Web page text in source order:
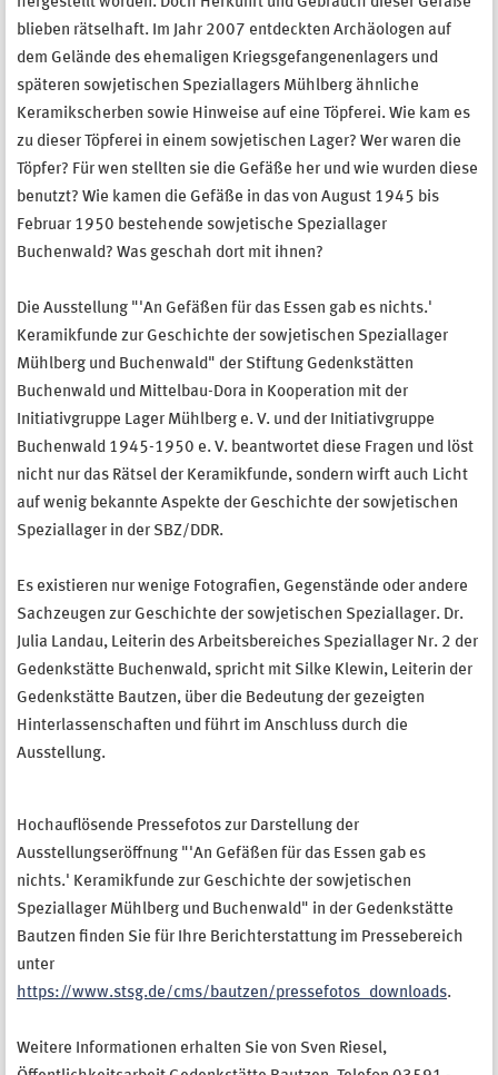
blieben rätselhaft. Im Jahr 2007 entdeckten Archäologen auf
dem Gelände des ehemaligen Kriegsgefangenenlagers und
späteren sowjetischen Speziallagers Mühlberg ähnliche
Keramikscherben sowie Hinweise auf eine Töpferei. Wie kam es
zu dieser Töpferei in einem sowjetischen Lager? Wer waren die
Töpfer? Für wen stellten sie die Gefäße her und wie wurden diese
benutzt? Wie kamen die Gefäße in das von August 1945 bis
Februar 1950 bestehende sowjetische Speziallager
Buchenwald? Was geschah dort mit ihnen?
Die Ausstellung "'An Gefäßen für das Essen gab es nichts.'
Keramikfunde zur Geschichte der sowjetischen Speziallager
Mühlberg und Buchenwald" der Stiftung Gedenkstätten
Buchenwald und Mittelbau-Dora in Kooperation mit der
Initiativgruppe Lager Mühlberg e. V. und der Initiativgruppe
Buchenwald 1945-1950 e. V. beantwortet diese Fragen und löst
nicht nur das Rätsel der Keramikfunde, sondern wirft auch Licht
auf wenig bekannte Aspekte der Geschichte der sowjetischen
Speziallager in der SBZ/DDR.
Es existieren nur wenige Fotografien, Gegenstände oder andere
Sachzeugen zur Geschichte der sowjetischen Speziallager. Dr.
Julia Landau, Leiterin des Arbeitsbereiches Speziallager Nr. 2 der
Gedenkstätte Buchenwald, spricht mit Silke Klewin, Leiterin der
Gedenkstätte Bautzen, über die Bedeutung der gezeigten
Hinterlassenschaften und führt im Anschluss durch die
Ausstellung.
Hochauflösende Pressefotos zur Darstellung der
Ausstellungseröffnung "'An Gefäßen für das Essen gab es
nichts.' Keramikfunde zur Geschichte der sowjetischen
Speziallager Mühlberg und Buchenwald" in der Gedenkstätte
Bautzen finden Sie für Ihre Berichterstattung im Pressebereich
unter
https://www.stsg.de/cms/bautzen/pressefotos_downloads.
Weitere Informationen erhalten Sie von Sven Riesel,